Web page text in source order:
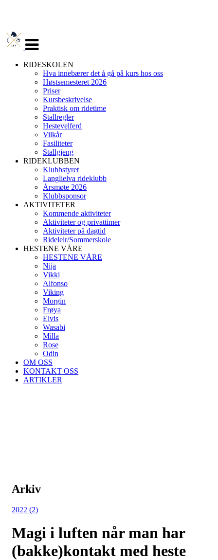
navigasjon
RIDESKOLEN
Hva innebærer det å gå på kurs hos oss
Høstsemesteret 2026
Priser
Kursbeskrivelse
Praktisk om ridetime
Stallregler
Hestevelferd
Vilkår
Fasiliteter
Stallgjeng
RIDEKLUBBEN
Klubbstyret
Langlielva rideklubb
Årsmøte 2026
Klubbsponsor
AKTIVITETER
Kommende aktiviteter
Aktiviteter og privattimer
Aktiviteter på dagtid
Rideleir/Sommerskole
HESTENE VÅRE
HESTENE VÅRE
Nija
Vikki
Alfonso
Viking
Morgin
Frøya
Elvis
Wasabi
Milla
Rose
Odin
OM OSS
KONTAKT OSS
ARTIKLER
Arkiv
2022 (2)
Magi i luften når man har
(bakke)kontakt med heste